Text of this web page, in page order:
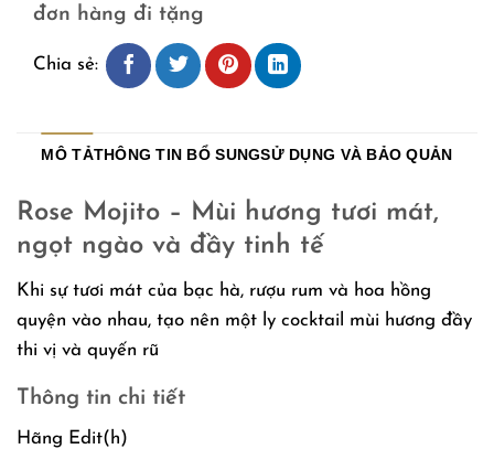
đơn hàng đi tặng
Chia sẻ:
MÔ TẢTHÔNG TIN BỔ SUNGSỬ DỤNG VÀ BẢO QUẢN
Rose Mojito – Mùi hương tươi mát,
ngọt ngào và đầy tinh tế
Khi sự tươi mát của bạc hà, rượu rum và hoa hồng
quyện vào nhau, tạo nên một ly cocktail mùi hương đầy
thi vị và quyến rũ
Thông tin chi tiết
Hãng Edit(h)